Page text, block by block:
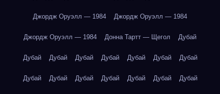
Джордж Оруэлл — 1984 Джордж Оруэлл — 1984
Джордж Оруэлл — 1984 Донна Тартт — Щегол Дубай
Дубай Дубай Дубай Дубай Дубай Дубай Дубай
Дубай Дубай Дубай Дубай Дубай Дубай Дубай